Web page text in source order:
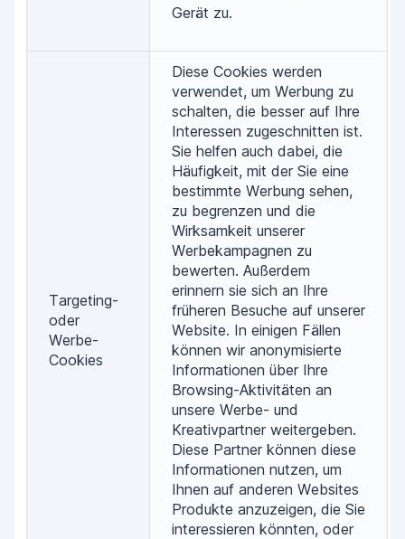
Gerät zu.
Targeting-
oder
Werbe-
Cookies
Diese Cookies werden
verwendet, um Werbung zu
schalten, die besser auf Ihre
Interessen zugeschnitten ist.
Sie helfen auch dabei, die
Häufigkeit, mit der Sie eine
bestimmte Werbung sehen,
zu begrenzen und die
Wirksamkeit unserer
Werbekampagnen zu
bewerten. Außerdem
erinnern sie sich an Ihre
früheren Besuche auf unserer
Website. In einigen Fällen
können wir anonymisierte
Informationen über Ihre
Browsing-Aktivitäten an
unsere Werbe- und
Kreativpartner weitergeben.
Diese Partner können diese
Informationen nutzen, um
Ihnen auf anderen Websites
Produkte anzuzeigen, die Sie
interessieren könnten, oder